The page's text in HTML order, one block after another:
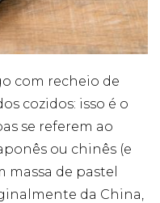
com recheio de
cozidos: isso é o
se referem ao
ou chinês (e
de pastel
da China,